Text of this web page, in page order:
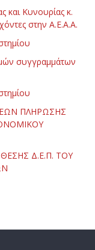
και Κυνουρίας κ.
στην Α.Ε.Α.Α.
συγγραμμάτων
ΠΛΗΡΩΣΗΣ
Δ.Ε.Π. ΤΟΥ